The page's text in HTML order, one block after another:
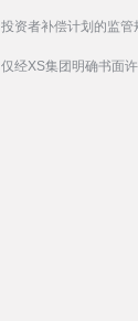
投资者补偿计划的监管
仅经XS集团明确书面